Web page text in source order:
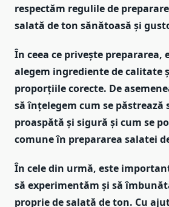
respectăm regulile de
salată de ton sănătoasă și
În ceea ce privește prepararea,
alegem ingrediente de calitate
proporțiile corecte. De
să înțelegem cum se păstrează
proaspătă și sigură și cum se
comune în prepararea salatei
În cele din urmă, este
să experimentăm și să
proprie de salată de ton. Cu